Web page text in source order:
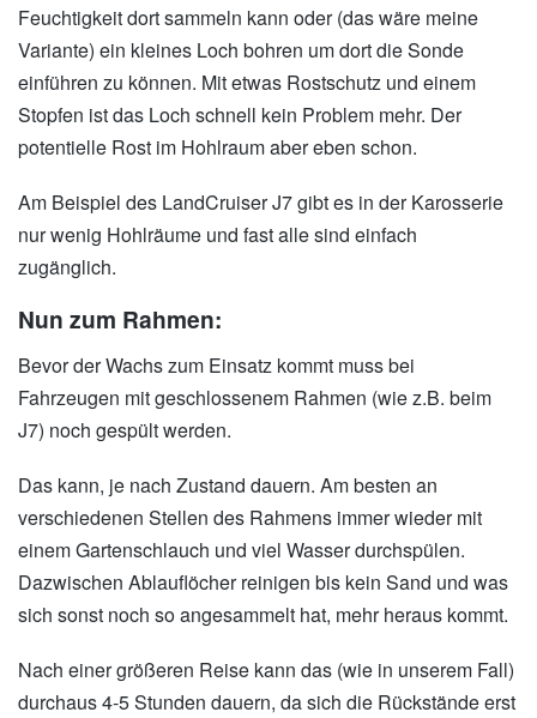
Feuchtigkeit dort sammeln kann oder (das wäre meine
Variante) ein kleines Loch bohren um dort die Sonde
einführen zu können. Mit etwas Rostschutz und einem
Stopfen ist das Loch schnell kein Problem mehr. Der
potentielle Rost im Hohlraum aber eben schon.
Am Beispiel des LandCruiser J7 gibt es in der Karosserie
nur wenig Hohlräume und fast alle sind einfach
zugänglich.
Nun zum Rahmen:
Bevor der Wachs zum Einsatz kommt muss bei
Fahrzeugen mit geschlossenem Rahmen (wie z.B. beim
J7) noch gespült werden.
Das kann, je nach Zustand dauern. Am besten an
verschiedenen Stellen des Rahmens immer wieder mit
einem Gartenschlauch und viel Wasser durchspülen.
Dazwischen Ablauflöcher reinigen bis kein Sand und was
sich sonst noch so angesammelt hat, mehr heraus kommt.
Nach einer größeren Reise kann das (wie in unserem Fall)
durchaus 4-5 Stunden dauern, da sich die Rückstände erst